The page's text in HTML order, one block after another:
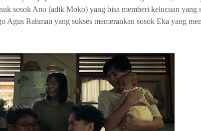
sosok Ano (adik Moko) yang bisa memberi kelucuan yang
Agus Rahman yang sukses memerankan sosok Eka yang